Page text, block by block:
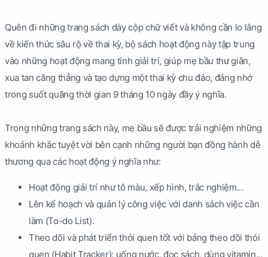
Quên đi những trang sách dày cộp chữ viết và không cần lo lắng
về kiến thức sâu rộ về thai kỳ, bộ sách hoạt động này tập trung
vào những hoạt động mang tính giải trí, giúp mẹ bầu thư giãn,
xua tan căng thẳng và tạo dựng một thai kỳ chu đáo, đáng nhớ
trong suốt quãng thời gian 9 tháng 10 ngày đầy ý nghĩa.
Trong những trang sách này, mẹ bầu sẽ được trải nghiệm những
khoảnh khắc tuyệt vời bên cạnh những người bạn đồng hành dễ
thương qua các hoạt động ý nghĩa như:
Hoạt động giải trí như tô màu, xếp hình, trắc nghiệm...
Lên kế hoạch và quản lý công việc với danh sách việc cần
làm (To-do List).
Theo dõi và phát triển thói quen tốt với bảng theo dõi thói
quen (Habit Tracker): uống nước, đọc sách, dùng vitamin...